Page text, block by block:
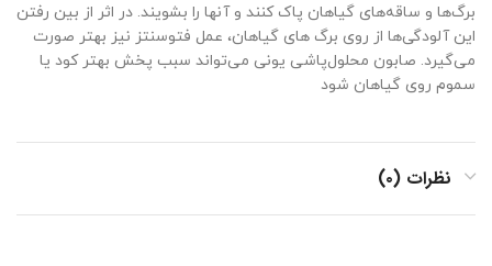
برگ‌ها و ساقه‌های گیاهان پاک کنند و آنها را بشویند. در اثر از بین رفتن
این آلودگی‌ها از روی برگ های گیاهان، عمل فتوسنتز نیز بهتر صورت
می‌گیرد. صابون محلول‌پاشی یونی می‌تواند سبب پخش بهتر کود یا
سموم روی گیاهان شود
نظرات (۰)